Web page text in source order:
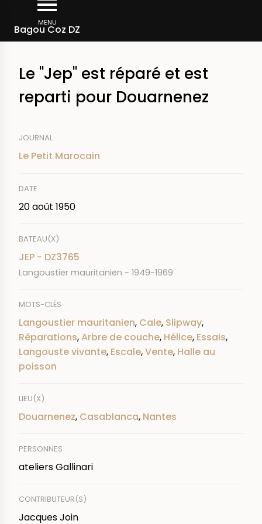
contenu
MENU
Bagou Coz DZ
d'Ariane
Rechercher dans la presse
Le "Jep" est réparé et est
reparti pour Douarnenez
JOURNAL
Le Petit Marocain
DATE
20 août 1950
BATEAU(X)
JEP - DZ3765
Langoustier mauritanien - 1949-1969
MOTS-CLÉS
Langoustier mauritanien, Cale, Slipway,
Réparations,Arbre de couche, Hélice, Essais,
Langouste vivante, Escale,Vente, Halle au
poisson
LIEU(X)
Douarnenez, Casablanca, Nantes
PERSONNES
ateliers Gallinari
CONTRIBUTEUR(S)
Jacques Join